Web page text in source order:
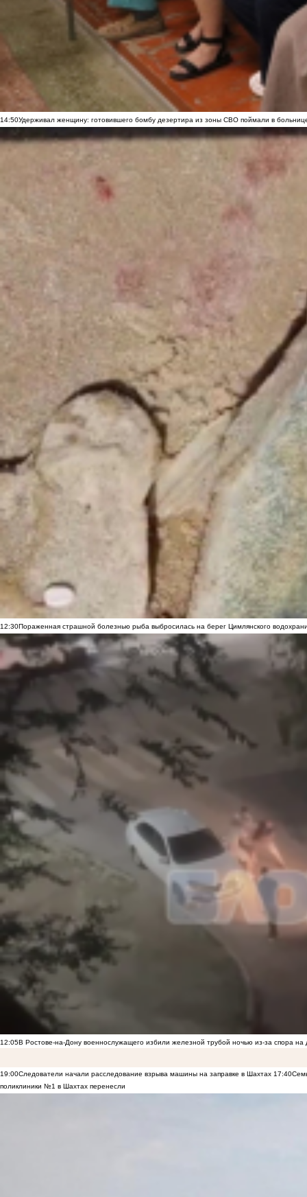
14:50Удерживал женщину: готовившего бомбу дезертира из зоны СВО поймали в
12:30Пораженная страшной болезнью рыба выбросилась на берег Цимлянского
12:05В Ростове-на-Дону военнослужащего избили железной трубой ночью из-за спора на
19:00Следователи начали расследование взрыва машины на заправке в Шахтах 17:40
поликлиники №1 в Шахтах перенесли